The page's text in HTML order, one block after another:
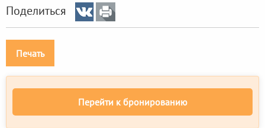
Поделиться
Печать
Перейти к бронированию